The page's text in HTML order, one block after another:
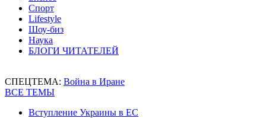
Спорт
Lifestyle
Шоу-биз
Наука
БЛОГИ ЧИТАТЕЛЕЙ
СПЕЦТЕМА: Война в Иране
ВСЕ ТЕМЫ
Вступление Украины в ЕС